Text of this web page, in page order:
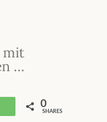
mit
…
WhatsApp
0
SHARES